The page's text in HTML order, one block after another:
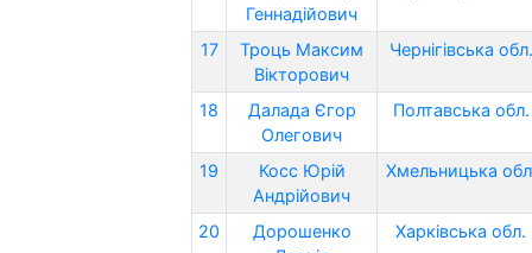
Геннадійович
17
Троць Максим
Вікторович
Чернігівська обл.
18
Далада Єгор
Олегович
Полтавська обл.
19
Косс Юрій
Андрійович
Хмельницька
20
Дорошенко
Харківська обл.